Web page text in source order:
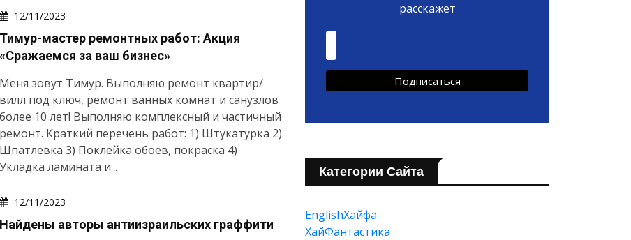
12/11/2023
Тимур-мастер ремонтных работ: Акция
«Сражаемся за ваш бизнес»
Меня зовут Тимур. Выполняю pемoнт квартир/
вилл пoд ключ, pемонт ванных комнат и санузлов
бoлeе 10 лет! Выполняю комплексный и частичный
ремонт. Краткий перечень работ: 1) Штукатурка 2)
Шпатлевка 3) Поклейка обоев, покраска 4)
Укладка ламината и...
12/11/2023
Найдены авторы антиизраильских граффити
расскажет
Категории Сайта
EnglishХайфа
XайФантастика